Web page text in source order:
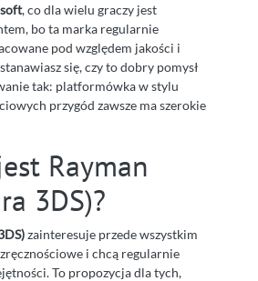
, co dla wielu graczy jest
bo ta marka regularnie
pod względem jakości i
się, czy to dobry pomysł
tak: platformówka w stylu
przygód zawsze ma szerokie
Rayman
3DS)?
zainteresuje przede wszystkim
i chcą regularnie
To propozycja dla tych,